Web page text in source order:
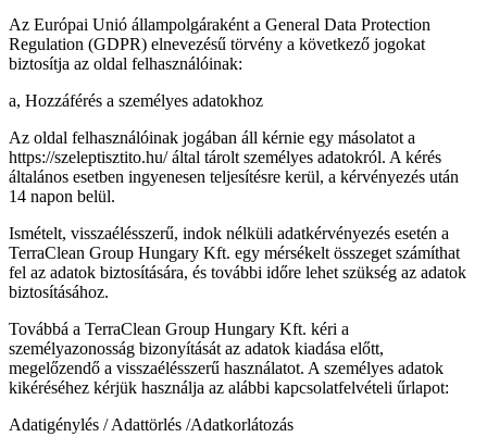
Az Európai Unió állampolgáraként a General Data Protection
Regulation (GDPR) elnevezésű törvény a következő jogokat
biztosítja az oldal felhasználóinak:
a, Hozzáférés a személyes adatokhoz
Az oldal felhasználóinak jogában áll kérnie egy másolatot a
https://szeleptisztito.hu/ által tárolt személyes adatokról. A kérés
általános esetben ingyenesen teljesítésre kerül, a kérvényezés után
14 napon belül.
Ismételt, visszaélésszerű, indok nélküli adatkérvényezés esetén a
TerraClean Group Hungary Kft. egy mérsékelt összeget számíthat
fel az adatok biztosítására, és további időre lehet szükség az adatok
biztosításához.
Továbbá a TerraClean Group Hungary Kft. kéri a
személyazonosság bizonyítását az adatok kiadása előtt,
megelőzendő a visszaélésszerű használatot. A személyes adatok
kikéréséhez kérjük használja az alábbi kapcsolatfelvételi űrlapot:
Adatigénylés / Adattörlés /Adatkorlátozás